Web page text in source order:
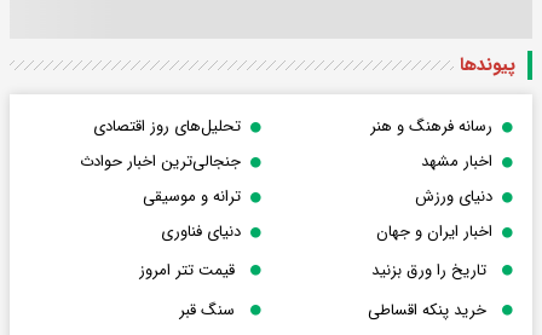
پیوندها
رسانه فرهنگ و هنر
تحلیل‌های روز اقتصادی
اخبار مشهد
جنجالی‌ترین اخبار حوادث
دنیای ورزش
ترانه و موسیقی
اخبار ایران و جهان
دنیای فناوری
تاریخ را ورق بزنید
قیمت تتر امروز
خرید پنکه اقساطی
سنگ قبر